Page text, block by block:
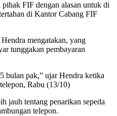
FIF dengan alasan untuk di
di Kantor Cabang FIF
mengatakan, yang
tunggakan pembayaran
bulan pak,” ujar Hendra ketika
Rabu (13/10)
jauh tentang penarikan sepeda
telepon.